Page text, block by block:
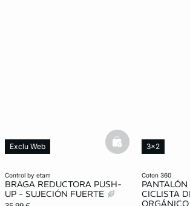
control by etam
BRAGA REDUCTORA PUSH-
UP - SUJECIÓN FUERTE
Exclu Web
Moldeador
basketfull
coton 360
CICLISTA
3x2